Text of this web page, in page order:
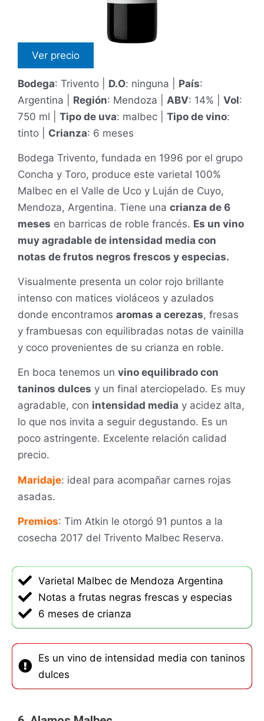
Ver precio
Bodega: Trivento | D.O: ninguna | País:
Argentina | Región: Mendoza | ABV: 14% | Vol:
750 ml | Tipo de uva: malbec | Tipo de vino:
tinto | Crianza: 6 meses
Bodega Trivento, fundada en 1996 por el grupo
Concha y Toro, produce este varietal 100%
Malbec en el Valle de Uco y Luján de Cuyo,
Mendoza, Argentina. Tiene una crianza de 6
meses en barricas de roble francés. Es un vino
muy agradable de intensidad media con
notas de frutos negros frescos y especias.
Visualmente presenta un color rojo brillante
intenso con matices violáceos y azulados
donde encontramos aromas a cerezas, fresas
y frambuesas con equilibradas notas de vainilla
y coco provenientes de su crianza en roble.
En boca tenemos un vino equilibrado con
taninos dulces y un final aterciopelado. Es muy
agradable, con intensidad media y acidez alta,
lo que nos invita a seguir degustando. Es un
poco astringente. Excelente relación calidad
precio.
Maridaje: ideal para acompañar carnes rojas
asadas.
Premios: Tim Atkin le otorgó 91 puntos a la
cosecha 2017 del Trivento Malbec Reserva.
Varietal Malbec de Mendoza Argentina
Notas a frutas negras frescas y especias
6 meses de crianza
Es un vino de intensidad media con taninos
dulces